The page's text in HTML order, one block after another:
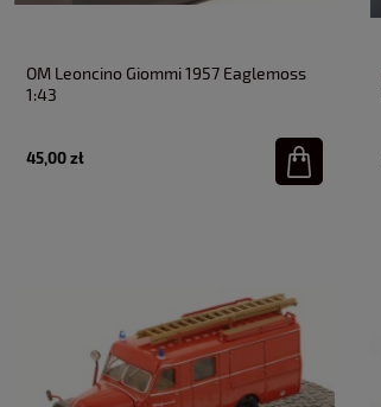
OM Leoncino Giommi 1957 Eaglemoss
1:43
45,00 zł